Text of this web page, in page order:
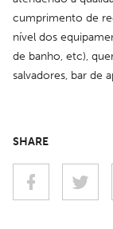
cumprimento de
nível dos
de banho, etc),
salvadores, bar de
SHARE